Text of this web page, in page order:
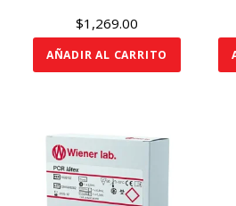
$1,269.00
AÑADIR AL CARRITO